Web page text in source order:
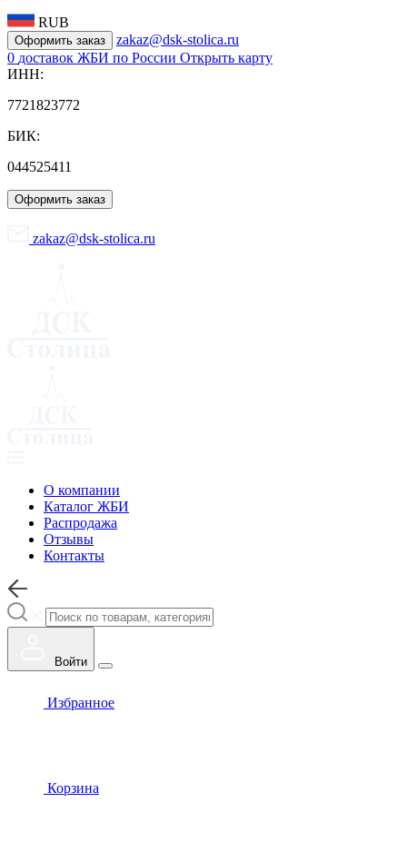
RUB
Оформить заказ
zakaz@dsk-stolica.ru
0 доставок ЖБИ по России Открыть карту
ИНН:
7721823772
БИК:
044525411
Оформить заказ
zakaz@dsk-stolica.ru
О компании
Каталог ЖБИ
Распродажа
Отзывы
Контакты
Войти
Избранное
Корзина